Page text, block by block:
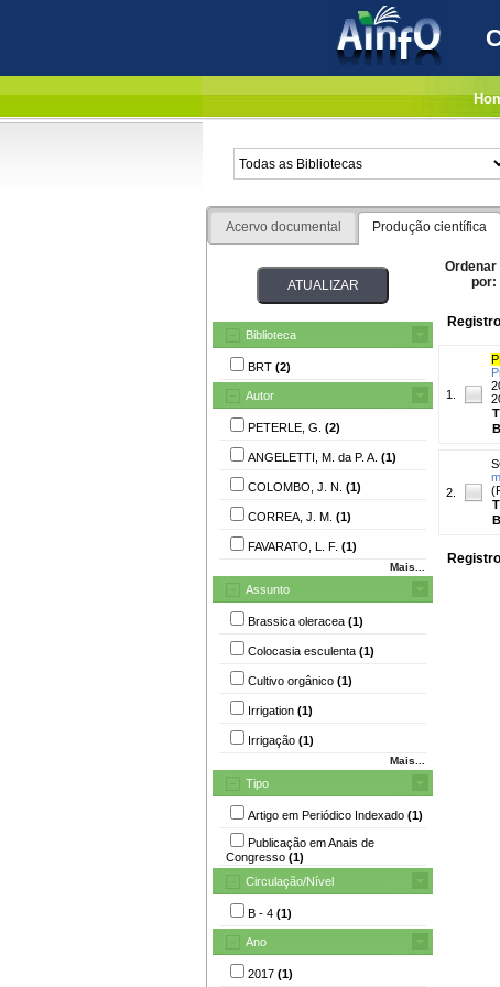
Acervo documental Produção científica
Biblioteca
BRT (2)
Autor
PETERLE, G. (2)
ANGELETTI, M. da P. A. (1)
COLOMBO, J. N. (1)
CORREA, J. M. (1)
FAVARATO, L. F. (1)
Mais...
Assunto
Brassica oleracea (1)
Colocasia esculenta (1)
Cultivo orgânico (1)
Irrigation (1)
Irrigação (1)
Mais...
Tipo
Artigo em Periódico Indexado (1)
Publicação em Anais de
Congresso (1)
Circulação/Nível
B - 4 (1)
Ano
2017 (1)
Ordenar
por:
1.
2.